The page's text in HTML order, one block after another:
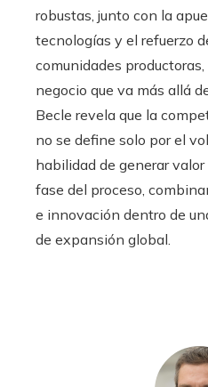
robustas, junto con la
tecnologías y el refuerzo
comunidades
negocio que va más allá
Becle revela que la
no se define solo por el
habilidad de generar
fase del proceso,
e innovación dentro de
de expansión global.